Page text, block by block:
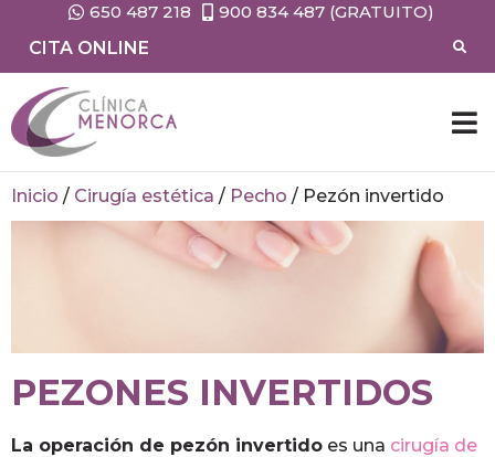
650 487 218
900 834 487 (GRATUITO)
CITA ONLINE
Inicio / Cirugía estética / Pecho / Pezón invertido
PEZONES INVERTIDOS
La operación de pezón invertido es una cirugía de